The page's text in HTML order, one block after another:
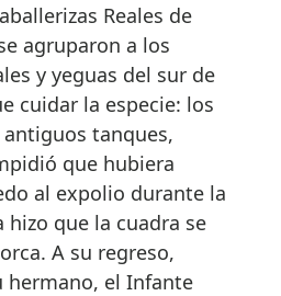
Reales de
agruparon a los
y yeguas del sur de
cuidar la especie: los
tanques,
que hubiera
al expolio durante la
hizo que la cuadra se
A su regreso,
hermano, el Infante